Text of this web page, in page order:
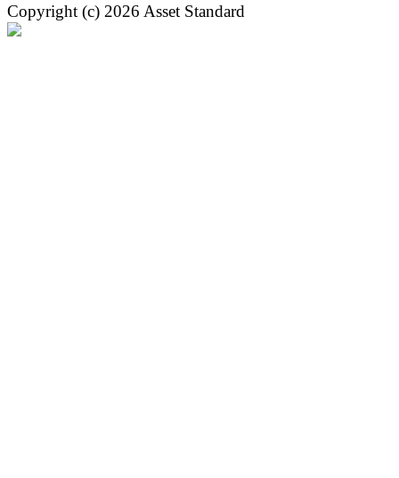
Copyright (c) 2026 Asset Standard